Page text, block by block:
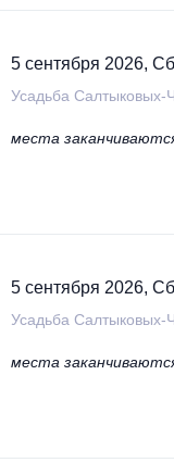
5 сентября 2026, Сб
Усадьба Салтыковых-
места
5 сентября 2026, Сб
Усадьба Салтыковых-
места